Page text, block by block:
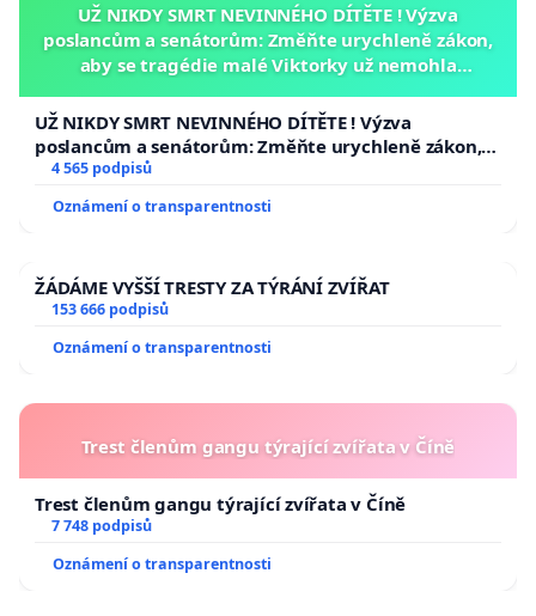
UŽ NIKDY SMRT NEVINNÉHO DÍTĚTE ! Výzva
poslancům a senátorům: Změňte urychleně zákon,
aby se tragédie malé Viktorky už nemohla
UŽ NIKDY SMRT NEVINNÉHO DÍTĚTE ! Výzva
poslancům a senátorům: Změňte urychleně zákon,
aby se tragédie malé Viktorky už nemohla opakovat!
4 565 podpisů
Oznámení o transparentnosti
ŽÁDÁME VYŠŠÍ TRESTY ZA TÝRÁNÍ ZVÍŘAT
153 666 podpisů
Oznámení o transparentnosti
Trest členům gangu týrající zvířata v Číně
Trest členům gangu týrající zvířata v Číně
7 748 podpisů
Oznámení o transparentnosti